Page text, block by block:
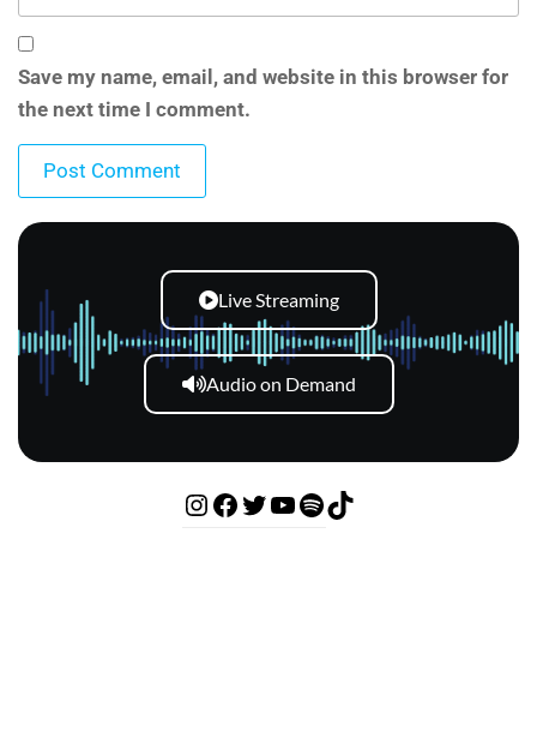
Save my name, email, and website in this browser for
the next time I comment.
Live Streaming
Audio on Demand